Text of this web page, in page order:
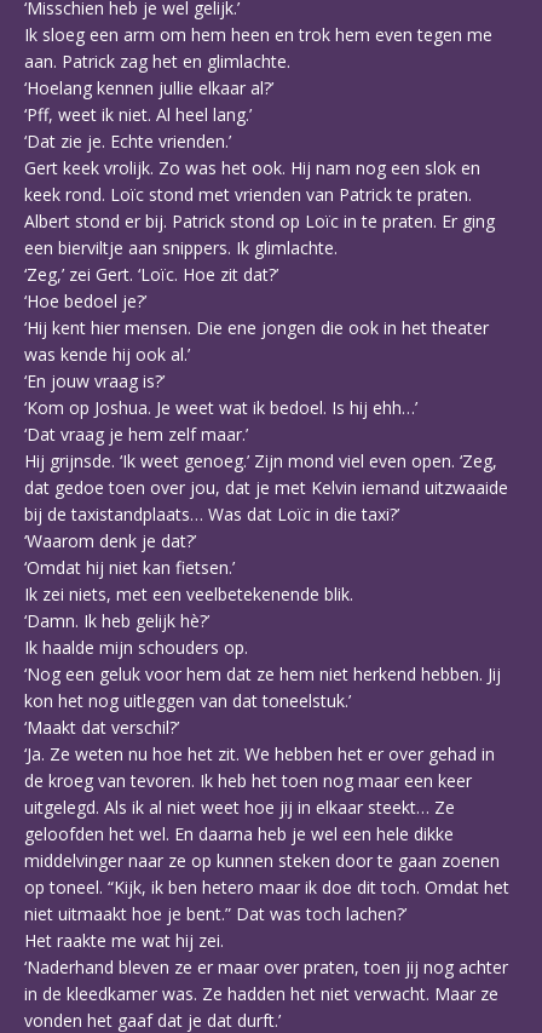
‘Misschien heb je wel gelijk.’
Ik sloeg een arm om hem heen en trok hem even tegen me
aan. Patrick zag het en glimlachte.
‘Hoelang kennen jullie elkaar al?’
‘Pff, weet ik niet. Al heel lang.’
‘Dat zie je. Echte vrienden.’
Gert keek vrolijk. Zo was het ook. Hij nam nog een slok en
keek rond. Loïc stond met vrienden van Patrick te praten.
Albert stond er bij. Patrick stond op Loïc in te praten. Er ging
een bierviltje aan snippers. Ik glimlachte.
‘Zeg,’ zei Gert. ‘Loïc. Hoe zit dat?’
‘Hoe bedoel je?’
‘Hij kent hier mensen. Die ene jongen die ook in het theater
was kende hij ook al.’
‘En jouw vraag is?’
‘Kom op Joshua. Je weet wat ik bedoel. Is hij ehh…’
‘Dat vraag je hem zelf maar.’
Hij grijnsde. ‘Ik weet genoeg.’ Zijn mond viel even open. ‘Zeg,
dat gedoe toen over jou, dat je met Kelvin iemand uitzwaaide
bij de taxistandplaats… Was dat Loïc in die taxi?’
‘Waarom denk je dat?’
‘Omdat hij niet kan fietsen.’
Ik zei niets, met een veelbetekenende blik.
‘Damn. Ik heb gelijk hè?’
Ik haalde mijn schouders op.
‘Nog een geluk voor hem dat ze hem niet herkend hebben. Jij
kon het nog uitleggen van dat toneelstuk.’
‘Maakt dat verschil?’
‘Ja. Ze weten nu hoe het zit. We hebben het er over gehad in
de kroeg van tevoren. Ik heb het toen nog maar een keer
uitgelegd. Als ik al niet weet hoe jij in elkaar steekt… Ze
geloofden het wel. En daarna heb je wel een hele dikke
middelvinger naar ze op kunnen steken door te gaan zoenen
op toneel. “Kijk, ik ben hetero maar ik doe dit toch. Omdat het
niet uitmaakt hoe je bent.” Dat was toch lachen?’
Het raakte me wat hij zei.
‘Naderhand bleven ze er maar over praten, toen jij nog achter
in de kleedkamer was. Ze hadden het niet verwacht. Maar ze
vonden het gaaf dat je dat durft.’